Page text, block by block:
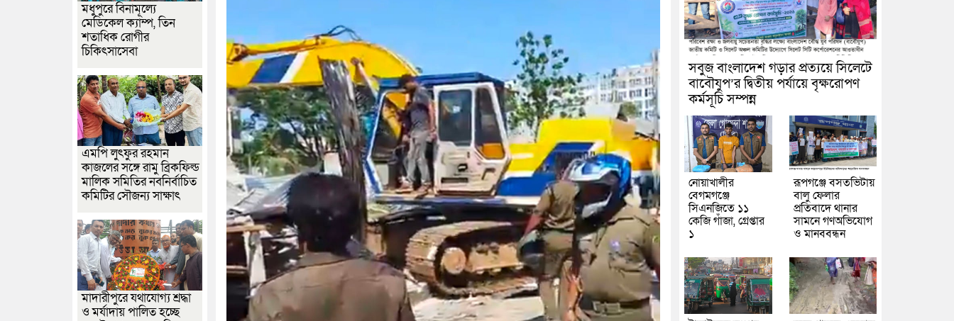
মধুপুরে বিনামূল্যে
মেডিকেল ক্যাম্প, তিন
শতাধিক রোগীর
চিকিৎসাসেবা
এমপি লুৎফুর রহমান
কাজলের সঙ্গে রামু ব্রিকফিল্ড
মালিক সমিতির নবনির্বাচিত
কমিটির সৌজন্য সাক্ষাৎ
মাদারীপুরে যথাযোগ্য শ্রদ্ধা
ও মর্যাদায় পালিত হচ্ছে
সবুজ বাংলাদেশ গড়ার প্রত্যয়ে সিলেটে
বাবৌযুপ’র দ্বিতীয় পর্যায়ে বৃক্ষরোপণ
কর্মসূচি সম্পন্ন
নোয়াখালীর
বেগমগঞ্জে
সিএনজিতে ১১
কেজি গাঁজা, গ্রেপ্তার
১
রূপগঞ্জে বসতভিটায়
বালু ফেলার
প্রতিবাদে থানার
সামনে গণঅভিযোগ
ও মানববন্ধন